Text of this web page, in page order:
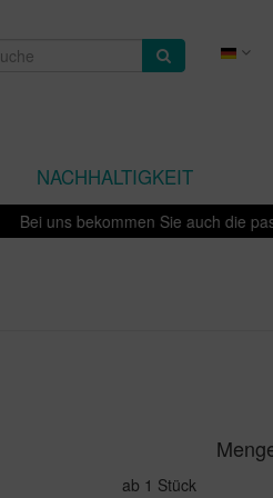
NACHHALTIGKEIT
Bei uns bekommen Sie auch die
ab 1 Stück